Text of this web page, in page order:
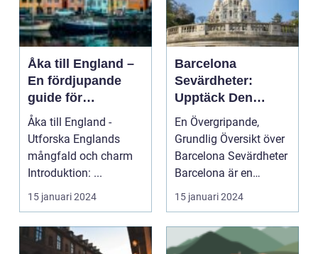
Åka till England –
En fördjupande
guide för
resenärer
Åka till England -
Utforska Englands
mångfald och charm
Introduktion: ...
15 januari 2024
Barcelona
Sevärdheter:
Upptäck Den
Magnifika Staden
En Övergripande,
Grundlig Översikt över
Barcelona Sevärdheter
Barcelona är en
otroligt vacker stad ...
15 januari 2024